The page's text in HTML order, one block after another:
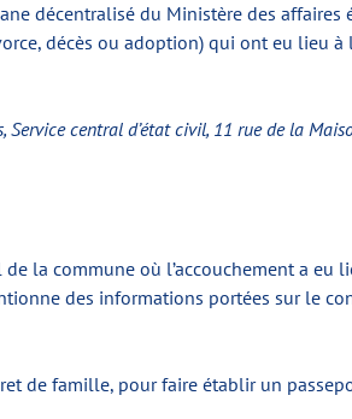
décentralisé du Ministère des affaires
décès ou adoption) qui ont eu lieu à
Service central d’état civil, 11 rue de la
la commune où l’accouchement a eu
des informations portées sur le
de famille, pour faire établir un